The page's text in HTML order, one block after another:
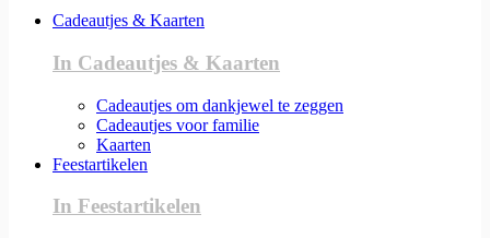
Cadeautjes & Kaarten
In Cadeautjes & Kaarten
Cadeautjes om dankjewel te zeggen
Cadeautjes voor familie
Kaarten
Feestartikelen
In Feestartikelen